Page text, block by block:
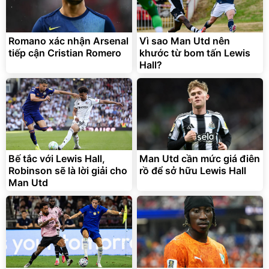
Bạt phủ xe ô tô cao cấp,
tráng nhôm 03 lớp
392.000 đ
325.000 đ
Đã bán nhiều
Xe đạp điện trợ lực G-
Force C14 gấp gọn bỏ cốp
tiện lợi
9.900.000đ
7.092.000đ
Đang xem nhiều
Romano xác nhận Arsenal
tiếp cận Cristian Romero
Vì sao Man Utd nên
khước từ bom tấn Lewis
Hall?
Bế tắc với Lewis Hall,
Robinson sẽ là lời giải cho
Man Utd
Man Utd cần mức giá điên
rồ để sở hữu Lewis Hall